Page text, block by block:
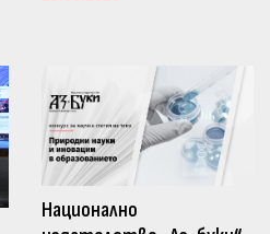
Национално